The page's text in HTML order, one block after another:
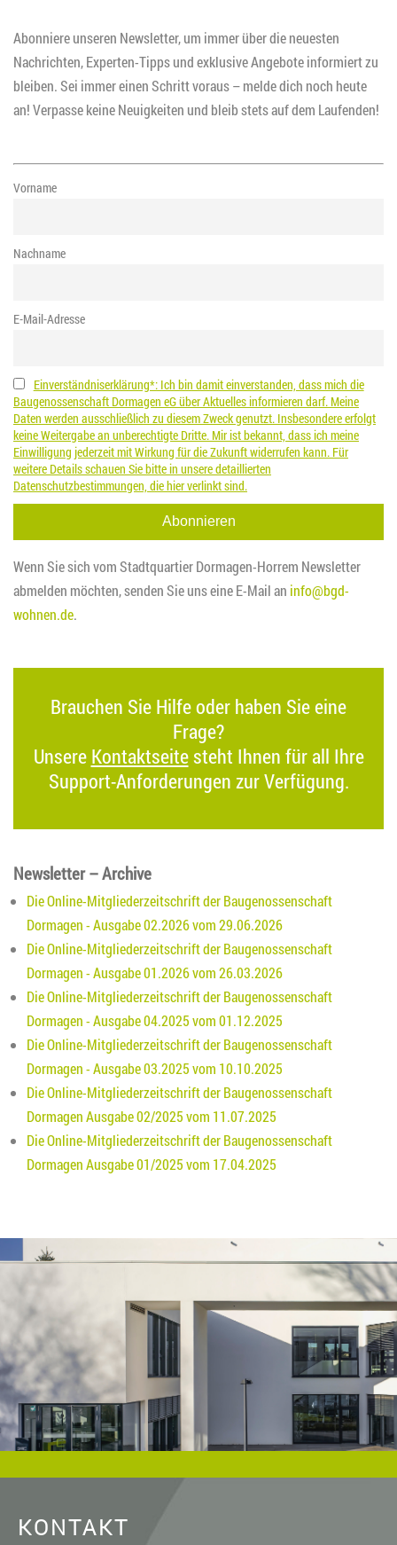
Abonniere unseren Newsletter, um immer über die neuesten
Nachrichten, Experten-Tipps und exklusive Angebote informiert zu
bleiben. Sei immer einen Schritt voraus – melde dich noch heute
an! Verpasse keine Neuigkeiten und bleib stets auf dem Laufenden!
Vorname
Nachname
E-Mail-Adresse
Einverständniserklärung*: Ich bin damit einverstanden, dass mich die
Baugenossenschaft Dormagen eG über Aktuelles informieren darf. Meine
Daten werden ausschließlich zu diesem Zweck genutzt. Insbesondere erfolgt
keine Weitergabe an unberechtigte Dritte. Mir ist bekannt, dass ich meine
Einwilligung jederzeit mit Wirkung für die Zukunft widerrufen kann. Für
weitere Details schauen Sie bitte in unsere detaillierten
Datenschutzbestimmungen, die hier verlinkt sind.
Wenn Sie sich vom Stadtquartier Dormagen-Horrem Newsletter
abmelden möchten, senden Sie uns eine E-Mail an info@bgd-
wohnen.de.
Brauchen Sie Hilfe oder haben Sie eine
Frage?
Unsere Kontaktseitesteht Ihnen für all Ihre
Support-Anforderungen zur Verfügung.
Newsletter – Archive
Die Online-Mitgliederzeitschrift der Baugenossenschaft
Dormagen - Ausgabe 02.2026 vom 29.06.2026
Die Online-Mitgliederzeitschrift der Baugenossenschaft
Dormagen - Ausgabe 01.2026 vom 26.03.2026
Die Online-Mitgliederzeitschrift der Baugenossenschaft
Dormagen - Ausgabe 04.2025 vom 01.12.2025
Die Online-Mitgliederzeitschrift der Baugenossenschaft
Dormagen - Ausgabe 03.2025 vom 10.10.2025
Die Online-Mitgliederzeitschrift der Baugenossenschaft
Dormagen Ausgabe 02/2025 vom 11.07.2025
Die Online-Mitgliederzeitschrift der Baugenossenschaft
Dormagen Ausgabe 01/2025 vom 17.04.2025
KONTAKT